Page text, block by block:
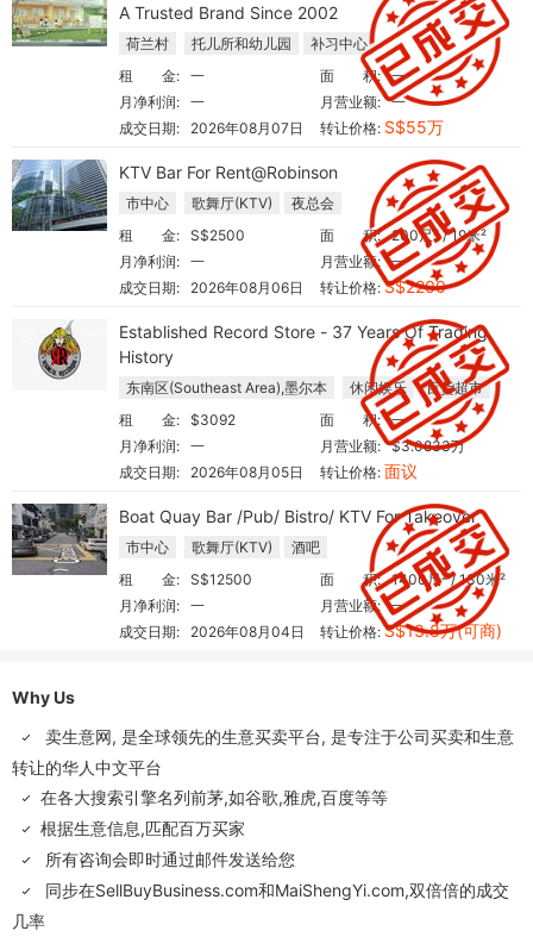
A Trusted Brand Since 2002
荷兰村 托儿所和幼儿园
补习中心
面 积: 一
租 金: 一
月营业额: 一
月净利润: 一
转让价格: S$55万
成交日期: 2026年08月07日
KTV Bar For Rent@Robinson
市中心 歌舞厅(KTV)
夜总会
面 积: 200尺² / 19米²
租 金: S$2500
月营业额: 一
月净利润: 一
转让价格:S$2200
成交日期: 2026年08月06日
Established Record Store - 37 Years Of Trading
History
东南区(Southeast Area),墨尔本 休闲娱乐
百货超市
面 积: 一
租 金: $3092
月营业额: $3.0833万
月净利润: 一
转让价格: 面议
成交日期: 2026年08月05日
Boat Quay Bar /Pub/ Bistro/ KTV For Takeover
市中心 歌舞厅(KTV)
酒吧
面 积: 1400尺² / 130米²
租 金: S$12500
月营业额: 一
月净利润: 一
转让价格:S$13.8万(可商)
成交日期: 2026年08月04日
Why Us
卖生意网, 是全球领先的生意买卖平台, 是专注于公司买卖和生意
转让的华人中文平台
在各大搜索引擎名列前茅,如谷歌,雅虎,百度等等
根据生意信息,匹配百万买家
所有咨询会即时通过邮件发送给您
同步在SellBuyBusiness.com和MaiShengYi.com,双倍倍的成交
几率